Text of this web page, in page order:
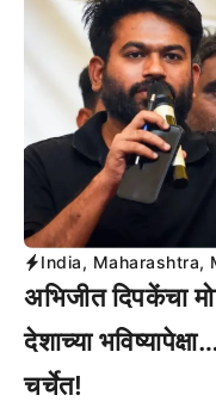
India, Maharashtra,
अभिजीत दिपकेंचा
देशाच्या
चर्चेत!